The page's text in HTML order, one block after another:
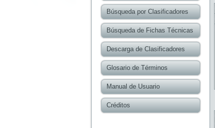
Búsqueda por Clasificadores
Búsqueda de Fichas Técnicas
Descarga de Clasificadores
Glosario de Términos
Manual de Usuario
Créditos